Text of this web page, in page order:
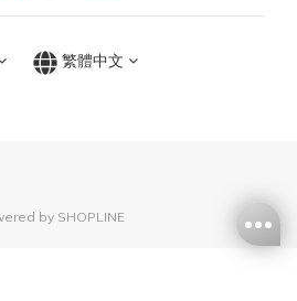
繁體中文
by SHOPLINE